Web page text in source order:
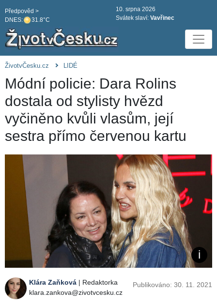
DNES: 31.8°C
Předpověd >
10. srpna 2026
Svátek slaví: Vavřinec
ŽivotvČesku.cz LIDÉ
Módní policie: Dara Rolins
dostala od stylisty hvězd
vyčiněno kvůli vlasům, její
sestra přímo červenou kartu
Klára Zaňková | Redaktorka
klara.zankova@zivotvcesku.cz
Publikováno: 30. 11. 2021